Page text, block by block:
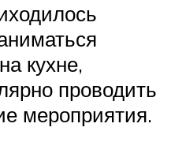
кухне,
проводить
мероприятия.